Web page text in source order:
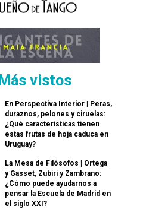
Más vistos
En Perspectiva Interior | Peras,
duraznos, pelones y ciruelas:
¿Qué características tienen
estas frutas de hoja caduca en
Uruguay?
La Mesa de Filósofos | Ortega
y Gasset, Zubiri y Zambrano:
¿Cómo puede ayudarnos a
pensar la Escuela de Madrid en
el siglo XXI?